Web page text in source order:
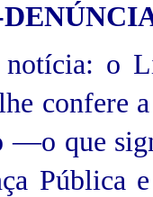
o
confere
—o que
Pública